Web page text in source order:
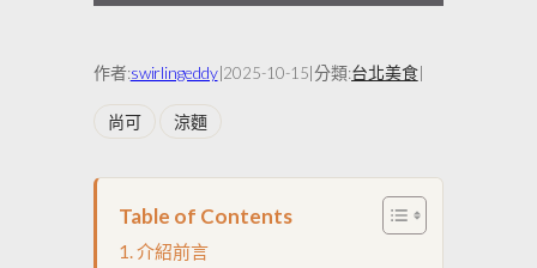
作者:swirlingeddy|2025-10-15|分類:台北美食|
尚可 涼麵
Table of Contents
介紹前言